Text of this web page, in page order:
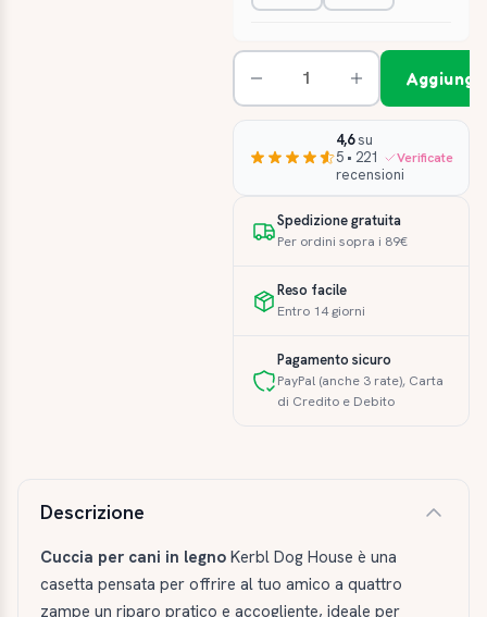
4,6su
5 • 221
recensioni
Verificate
Spedizione gratuita
Per ordini sopra i 89€
Reso facile
Entro 14 giorni
Pagamento sicuro
PayPal (anche 3 rate), Carta
di Credito e Debito
Descrizione
Cuccia per cani in legno Kerbl Dog House è una
casetta pensata per offrire al tuo amico a quattro
zampe un riparo pratico e accogliente, ideale per